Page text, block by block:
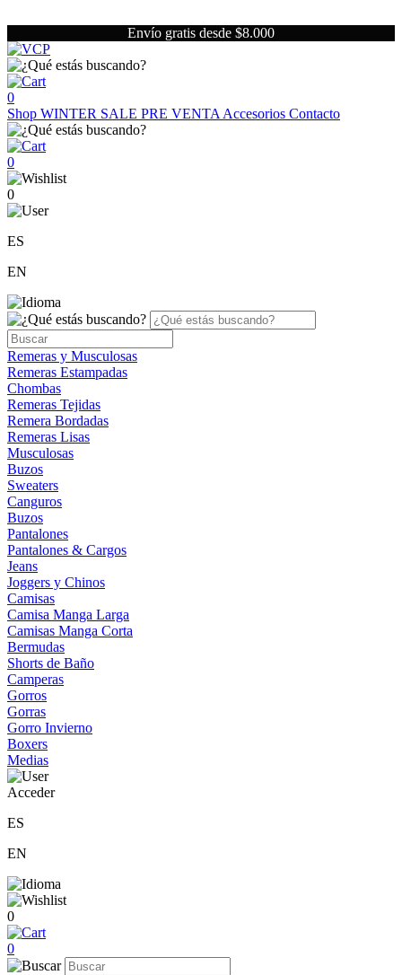
Envío gratis desde $8.000
0
Shop WINTER SALE PRE VENTA Accesorios Contacto
0
0
ES
EN
Remeras y Musculosas
Remeras Estampadas
Chombas
Remeras Tejidas
Remera Bordadas
Remeras Lisas
Musculosas
Buzos
Sweaters
Canguros
Buzos
Pantalones
Pantalones & Cargos
Jeans
Joggers y Chinos
Camisas
Camisa Manga Larga
Camisas Manga Corta
Bermudas
Shorts de Baño
Camperas
Gorros
Gorras
Gorro Invierno
Boxers
Medias
Acceder
ES
EN
0
0